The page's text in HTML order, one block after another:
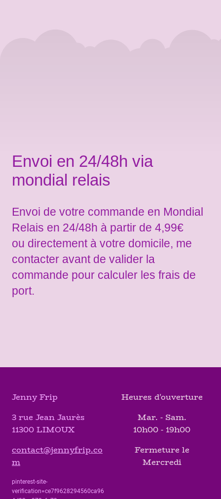
Envoi en 24/48h via
mondial relais
Envoi de votre commande en Mondial
Relais en 24/48h à partir de 4,99€
ou directement à votre domicile, me
contacter avant de valider la
commande pour calculer les frais de
port.
Jenny Frip
3 rue Jean Jaurès
11300 LIMOUX
contact@jennyfrip.co
m
pinterest-site-
verification=ce7f9628294560ca96
Heures d'ouverture
Mar. - Sam.
10h00 - 19h00
Fermeture le
Mercredi